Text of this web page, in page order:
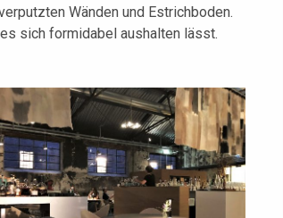
Wänden und Estrichboden.
sich formidabel aushalten lässt.